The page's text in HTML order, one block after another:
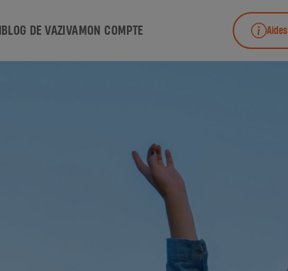
BLOG DE VAZIVA MON COMPTE Aides